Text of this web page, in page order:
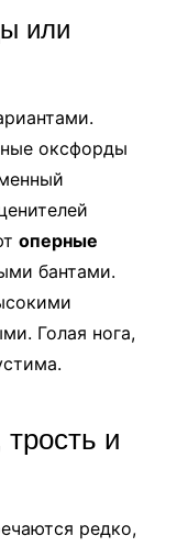
или
оксфорды
оперные
бантами.
Голая нога,
и
редко,